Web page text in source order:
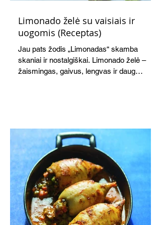
Limonado želė su vaisiais ir
uogomis (Receptas)
Jau pats žodis „Limonadas“ skamba
skaniai ir nostalgiškai. Limonado želė –
žaismingas, gaivus, lengvas ir daug
švelnumo.